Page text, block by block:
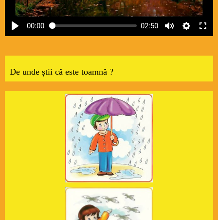
00:00 02:50
De unde știi că este toamnă ?